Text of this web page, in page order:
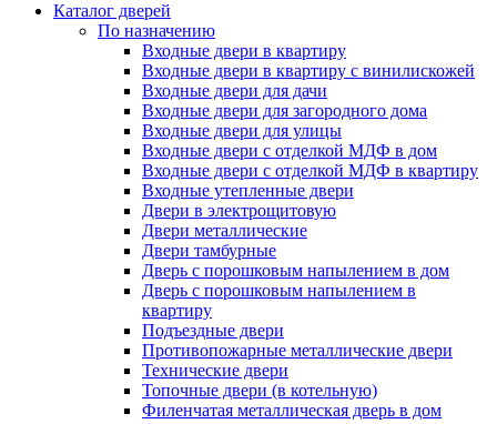
Каталог дверей
По назначению
Входные двери в квартиру
Входные двери в квартиру с винилискожей
Входные двери для дачи
Входные двери для загородного дома
Входные двери для улицы
Входные двери с отделкой МДФ в дом
Входные двери с отделкой МДФ в квартиру
Входные утепленные двери
Двери в электрощитовую
Двери металлические
Двери тамбурные
Дверь с порошковым напылением в дом
Дверь с порошковым напылением в
квартиру
Подъездные двери
Противопожарные металлические двери
Технические двери
Топочные двери (в котельную)
Филенчатая металлическая дверь в дом